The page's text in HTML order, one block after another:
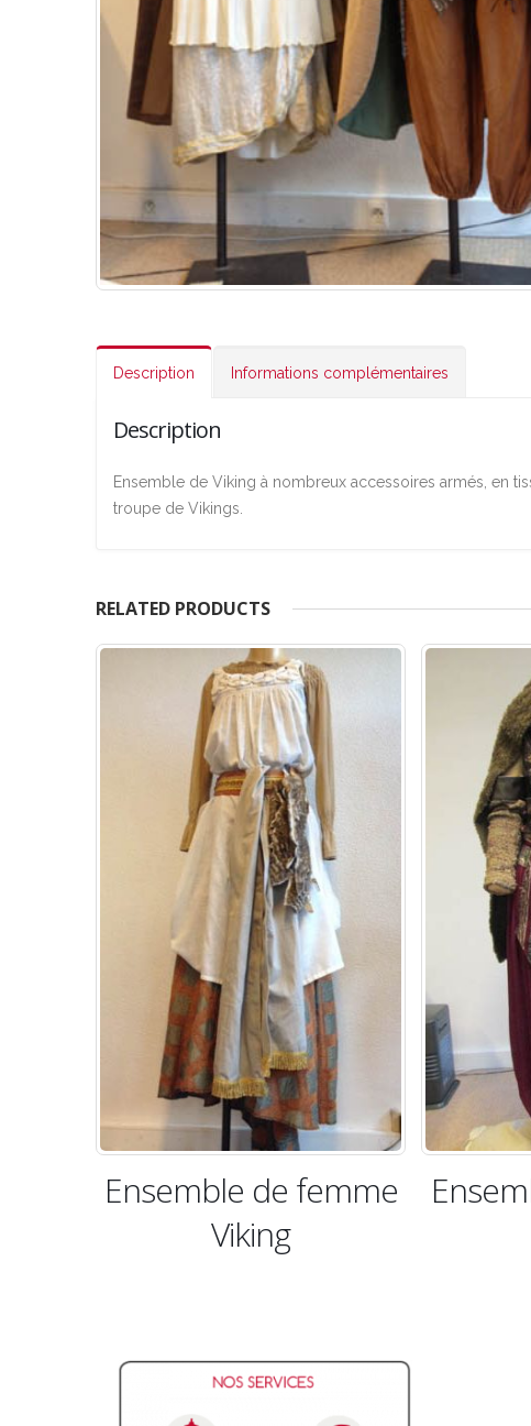
Description Informations complémentaires
Description
Ensemble de Viking à nombreux accessoires armés, en
troupe de Vikings.
RELATED PRODUCTS
femme
Ensemble de Goliath